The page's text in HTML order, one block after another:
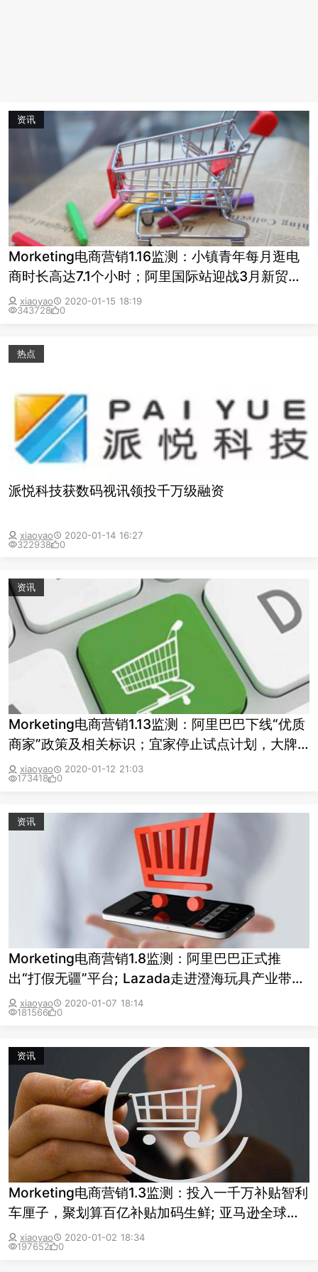
资讯
Morketing电商营销1.16监测：小镇青年每月逛电
商时长高达7.1个小时；阿里国际站迎战3月新贸
节，开启直通车春节不打烊活动
xiaoyao
2020-01-15 18:19
343728
0
热点
派悦科技获数码视讯领投千万级融资
xiaoyao
2020-01-14 16:27
322938
0
资讯
Morketing电商营销1.13监测：阿里巴巴下线“优质
商家”政策及相关标识；宜家停止试点计划，大牌
企业纷纷撤离亚马逊
xiaoyao
2020-01-12 21:03
173418
0
资讯
Morketing电商营销1.8监测：阿里巴巴正式推
出“打假无疆”平台; Lazada走进澄海玩具产业带，
助力商家出海淘金
xiaoyao
2020-01-07 18:14
181566
0
资讯
Morketing电商营销1.3监测：投入一千万补贴智利
车厘子，聚划算百亿补贴加码生鲜; 亚马逊全球开
店开启中国卖家招募计划
xiaoyao
2020-01-02 18:34
197652
0